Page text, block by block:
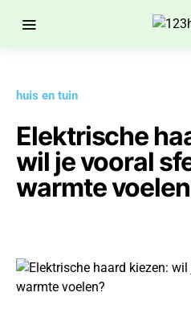
huis en tuin
Elektrische
wil je vooral
warmte